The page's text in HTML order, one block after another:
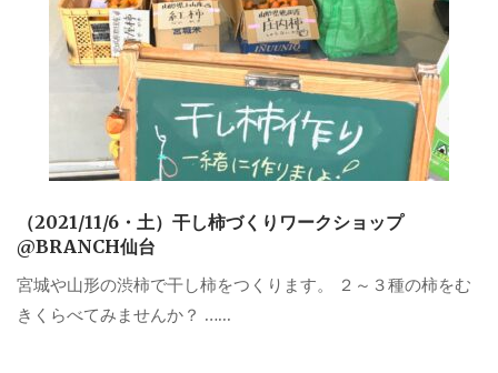
（2021/11/6・土）干し柿づくりワークショップ
@BRANCH仙台
宮城や山形の渋柿で干し柿をつくります。 ２～３種の柿をむ
きくらべてみませんか？ …...